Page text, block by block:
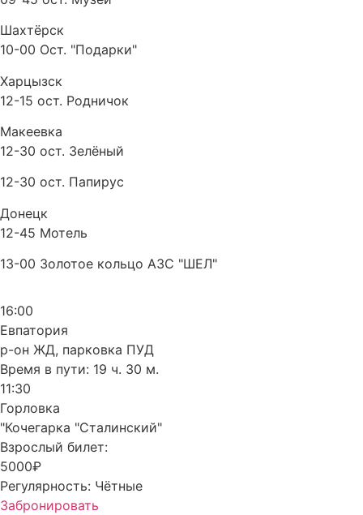
Шахтёрск
10-00 Ост. "Подарки"
Харцызск
12-15 ост. Родничок
Макеевка
12-30 ост. Зелёный
12-30 ост. Папирус
Донецк
12-45 Мотель
13-00 Золотое кольцо АЗС "ШЕЛ"
16:00
Евпатория
р-он ЖД, парковка ПУД
Время в пути: 19 ч. 30 м.
11:30
Горловка
"Кочегарка "Сталинский"
Взрослый билет:
5000₽
Регулярность: Чётные
Забронировать